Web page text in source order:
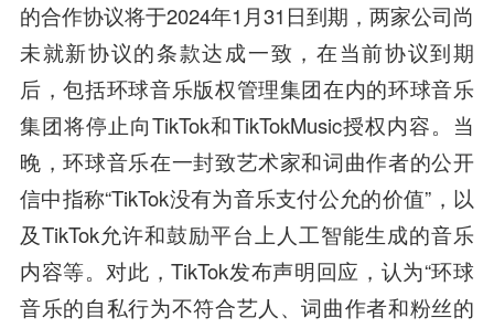
的合作协议将于2024年1月31日到期，两家公司尚
未就新协议的条款达成一致，在当前协议到期
后，包括环球音乐版权管理集团在内的环球音乐
集团将停止向TikTok和TikTokMusic授权内容。当
晚，环球音乐在一封致艺术家和词曲作者的公开
信中指称“TikTok没有为音乐支付公允的价值”，以
及TikTok允许和鼓励平台上人工智能生成的音乐
内容等。对此，TikTok发布声明回应，认为“环球
音乐的自私行为不符合艺人、词曲作者和粉丝的